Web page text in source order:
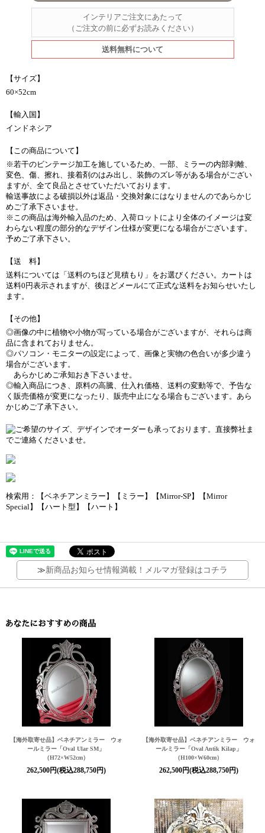
インテリアご注文にあたって
（ご注文の前に必ずお読みください）
送料無料について
【サイズ】
60×52cm
【輸入国】
インドネシア
【この商品について】
※若干のビンテージ加工を施しているため、一部、ミラーの内部剥離、
変色、傷、擦れ、接着剤のはみ出し、装飾のズレ等がある場合がござい
ますが、全て良品とさせていただいております。
輸送事故による破損以外は返品・交換対象にはなりませんのであらかじ
めご了承下さいませ。
※この商品は海外輸入品のため、入荷ロットにより全体のイメージは変
わらない程度の部分的なデザイン仕様が変更になる場合がございます。
予めご了承下さい。
【送 料】
送料については「送料のちほど見積もり」をお選びください。カートは
送料0円表示されますが、後ほどメールにて正式な送料をお知らせいたし
ます。
【その他】
◎画像の中に植物や小物が写っている場合がございますが、それらは商
品に含まれておりません。
◎パソコン・モニターの設定によって、画像と実物の色合いが多少違う
場合がございます。
あらかじめご承知おき下さいませ。
◎輸入商品につき、原料の高騰、仕入れ価格、送料の変動等で、予告な
く販売価格が変更になったり、販売中止になる場合もございます。あら
かじめご了承下さい。
検索用：【ベネチアンミラー】【ミラー】【Mirror-SP】【Mirror
Special】【ハート型】【ハート】
≫新商品お知らせ情報満載！メルマガ登録はコチラ
あなたにおすすめの商品
【海外取寄せ品】ベネチアンミラー ウォ
ールミラー「Oval Ular SM」
（H72×W52cm）
262,500円(税込288,750円)
【海外取寄せ品】ベネチアンミラー ウォ
ールミラー「Oval Antik Kilap」
（H100×W60cm）
262,500円(税込288,750円)